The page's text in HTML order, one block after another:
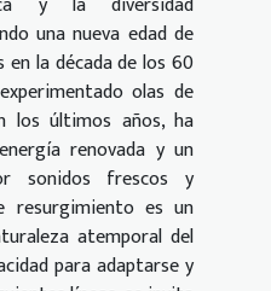
una nueva edad de
en la década de los 60
olas de
los últimos años, ha
renovada y un
sonidos frescos y
resurgimiento es un
atemporal del
para adaptarse y